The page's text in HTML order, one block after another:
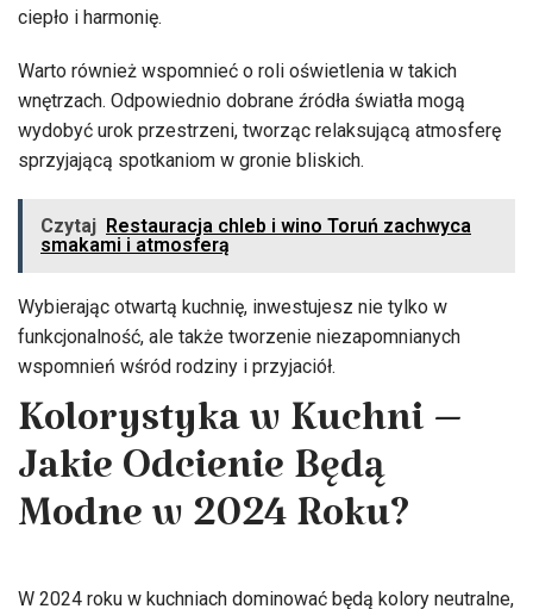
ciepło i harmonię.
Warto również wspomnieć o roli oświetlenia w takich
wnętrzach. Odpowiednio dobrane źródła światła mogą
wydobyć urok przestrzeni, tworząc relaksującą atmosferę
sprzyjającą spotkaniom w gronie bliskich.
Czytaj Restauracja chleb i wino Toruń zachwyca
smakami i atmosferą
Wybierając otwartą kuchnię, inwestujesz nie tylko w
funkcjonalność, ale także tworzenie niezapomnianych
wspomnień wśród rodziny i przyjaciół.
Kolorystyka w Kuchni –
Jakie Odcienie Będą
Modne w 2024 Roku?
W 2024 roku w kuchniach dominować będą kolory neutralne,